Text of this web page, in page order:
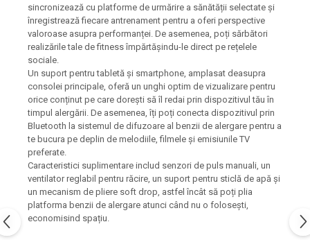
sincronizează cu platforme de urmărire a sănătății selectate și
înregistrează fiecare antrenament pentru a oferi perspective
valoroase asupra performanței. De asemenea, poți sărbători
realizările tale de fitness împărtășindu-le direct pe rețelele
sociale.
Un suport pentru tabletă și smartphone, amplasat deasupra
consolei principale, oferă un unghi optim de vizualizare pentru
orice conținut pe care dorești să îl redai prin dispozitivul tău în
timpul alergării. De asemenea, îți poți conecta dispozitivul prin
Bluetooth la sistemul de difuzoare al benzii de alergare pentru a
te bucura pe deplin de melodiile, filmele și emisiunile TV
preferate.
Caracteristici suplimentare includ senzori de puls manuali, un
ventilator reglabil pentru răcire, un suport pentru sticlă de apă și
un mecanism de pliere soft drop, astfel încât să poți plia
platforma benzii de alergare atunci când nu o folosești,
economisind spațiu.